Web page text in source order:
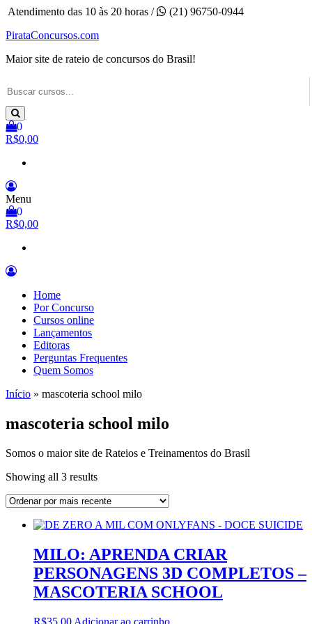
Pular
o
Atendimento das 10 às 20 horas /
(21) 96750-0944
PirataConcursos.com
Maior site de rateio de concursos do Brasil!
0
R$0,00
Menu
0
R$0,00
Home
Por Concurso
Cursos online
Lançamentos
Editoras
Perguntas Frequentes
Quem Somos
Início » mascoteria school milo
mascoteria school milo
Somos o maior site de Rateios e Treinamentos do Brasil
Showing all 3 resultsSorted
latest
MILO: APRENDA CRIAR
PERSONAGENS 3D COMPLETOS –
MASCOTERIA SCHOOL
R$35,00 Adicionar ao carrinho